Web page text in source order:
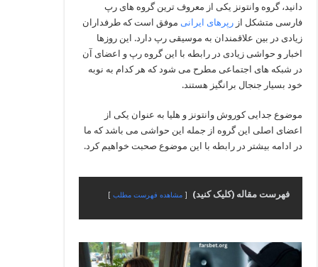
دانید، گروه وانتونز یکی از معروف ‌ترین گروه‌ های رپ
فارسی متشکل ازرپرهای ایرانی موفق است که طرفداران
زیادی در بین علاقمندان به موسیقی رپ دارد. این روزها
اخبار و حواشی زیادی در رابطه با این گروه رپ و اعضای آن
در شبکه‌ های اجتماعی مطرح می‌ شود که هر کدام به نوبه
خود بسیار جنجال برانگیز هستند.
موضوع جدایی کوروش وانتونز و هلیا به عنوان یکی از
اعضای اصلی این گروه از جمله این حواشی می‌ باشد که ما
در ادامه بیشتر در رابطه با این موضوع صحبت خواهیم کرد.
فهرست مقاله (کلیک کنید) مشاهده فهرست مطلب